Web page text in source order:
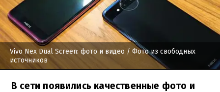
Vivo Nex Dual Screen: фото и видео / Фото из свободных
источников
В сети появились качественные фото и